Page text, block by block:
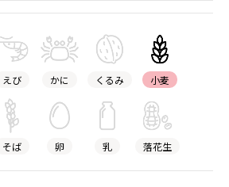
えび かに くるみ 小麦
そば 卵 乳 落花生